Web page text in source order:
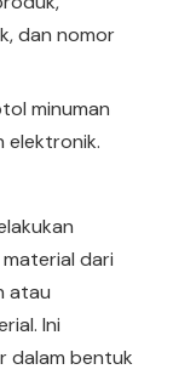
dan nomor
minuman
elektronik.
dari
atau
Ini
dalam bentuk